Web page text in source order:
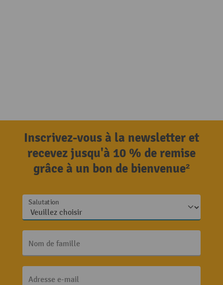
Inscrivez-vous à la newsletter et
recevez jusqu'à 10 % de remise
grâce à un bon de bienvenue²
Salutation
Nom de famille
Adresse e-mail